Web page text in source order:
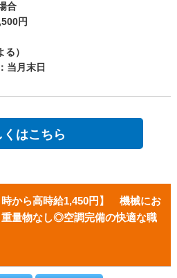
合
円
）
当月末日
くはこちら
時から高時給1,450円】 機械にお
量物なし◎空調完備の快適な職